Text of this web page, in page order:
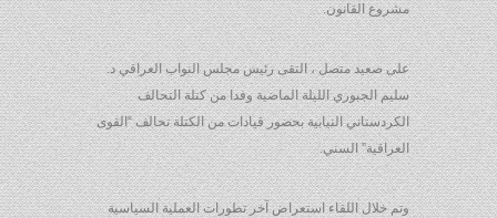
مشروع القانون.
على صعيد متصل ، التقى رئيس مجلس النواب العراقي د.
سليم الجبوري الليلة الماضية وفدا من كتلة التحالف
الكردستاني النيابية بحضور قيادات من الكتلة تحالف “القوى
العراقية” السني.
وتم خلال اللقاء استعراض آخر تطورات العملية السياسية